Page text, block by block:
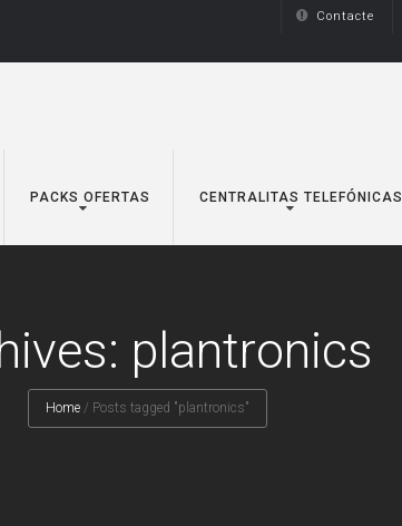
Contacte
PACKS OFERTAS CENTRALITAS TELEFÓNICAS
plantronics
Home / Posts tagged "plantronics"